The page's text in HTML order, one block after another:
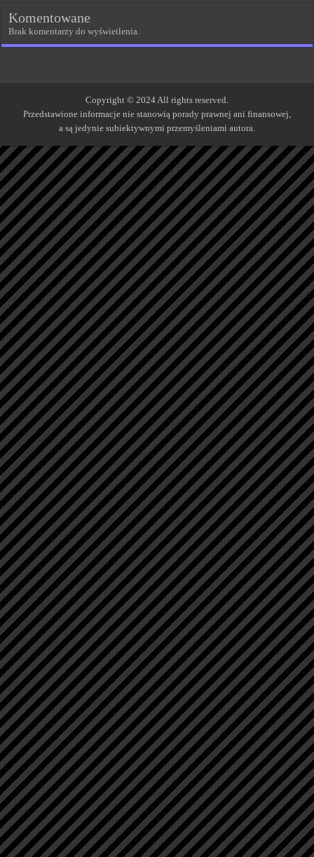
Komentowane
Brak komentarzy do wyświetlenia.
Copyright © 2024 All rights reserved.
Przedstawione informacje nie stanowią porady prawnej ani finansowej,
a są jedynie subiektywnymi przemyśleniami autora.